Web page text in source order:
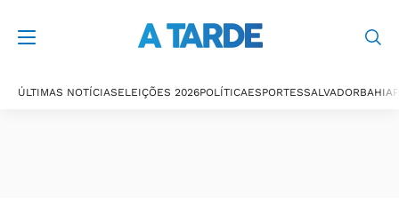
ÚLTIMAS NOTÍCIASELEIÇÕES 2026POLÍTICAESPORTESSALVADORBAHIA